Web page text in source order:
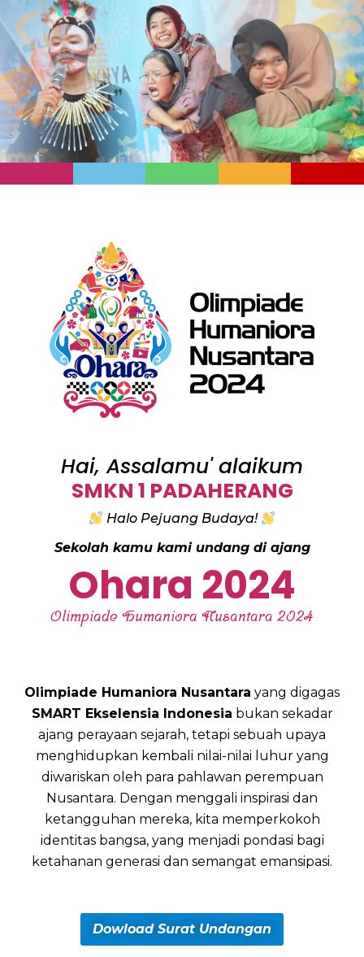
Hai, Assalamu' alaikum
SMKN 1 PADAHERANG
Halo Pejuang Budaya!
Sekolah kamu kami undang di ajang
Ohara 2024
Olimpiade Humaniora Nusantara 2024
Olimpiade Humaniora Nusantara yang digagas
SMART Ekselensia Indonesia bukan sekadar
ajang perayaan sejarah, tetapi sebuah upaya
menghidupkan kembali nilai-nilai luhur yang
diwariskan oleh para pahlawan perempuan
Nusantara. Dengan menggali inspirasi dan
ketangguhan mereka, kita memperkokoh
identitas bangsa, yang menjadi pondasi bagi
ketahanan generasi dan semangat emansipasi.
Dowload Surat Undangan